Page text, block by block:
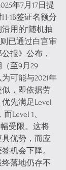
年7月17日提
1B签证名额分
用的“随机抽
已通过白宫审
报》公布，
至9月29
可能与2021年
，即依据劳
先满足Level
Level 1、
受限。这将
优势，而应
机会下降。
落地仍存不